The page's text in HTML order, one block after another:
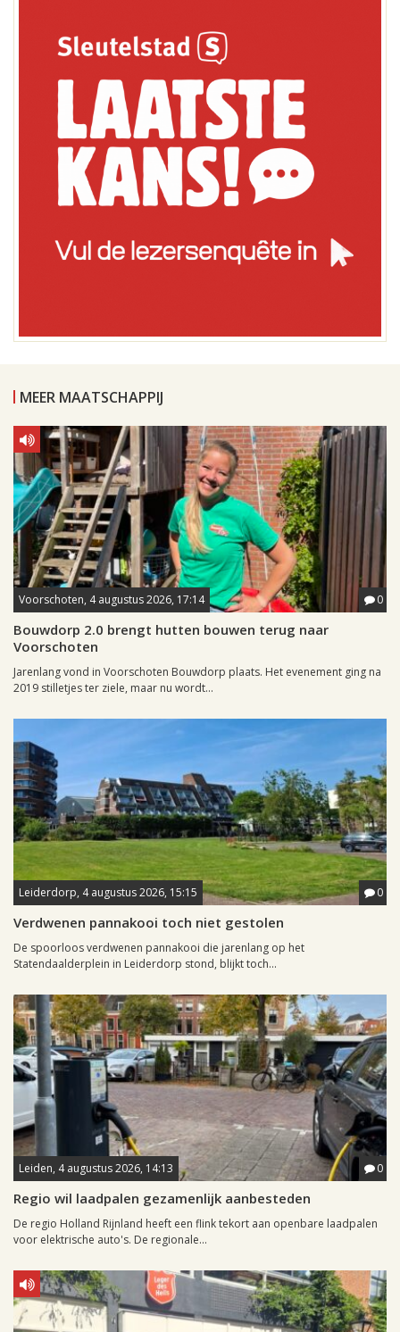
MEER MAATSCHAPPIJ
Voorschoten, 4 augustus 2026, 17:14 0
Bouwdorp 2.0 brengt hutten bouwen terug naar
Voorschoten
Jarenlang vond in Voorschoten Bouwdorp plaats. Het evenement ging na
2019 stilletjes ter ziele, maar nu wordt...
Leiderdorp, 4 augustus 2026, 15:15 0
Verdwenen pannakooi toch niet gestolen
De spoorloos verdwenen pannakooi die jarenlang op het
Statendaalderplein in Leiderdorp stond, blijkt toch...
Leiden, 4 augustus 2026, 14:13 0
Regio wil laadpalen gezamenlijk aanbesteden
De regio Holland Rijnland heeft een flink tekort aan openbare laadpalen
voor elektrische auto's. De regionale...